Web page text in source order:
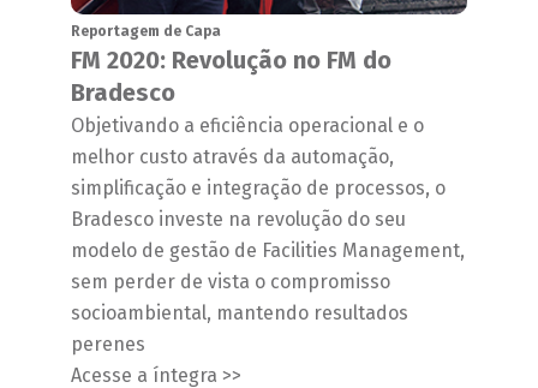
Reportagem de Capa
FM 2020: Revolução no FM do
Bradesco
Objetivando a eficiência operacional e o
melhor custo através da automação,
simplificação e integração de processos, o
Bradesco investe na revolução do seu
modelo de gestão de Facilities Management,
sem perder de vista o compromisso
socioambiental, mantendo resultados
perenes
Acesse a íntegra >>